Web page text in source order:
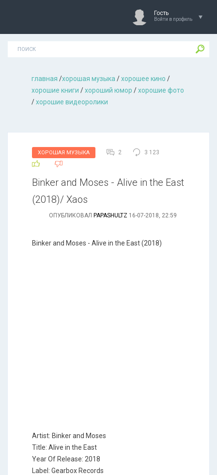
Гость
Войти в профиль
главная /хорошая музыкa /хорошее кино /
хорошие книги /хороший юмор /хорошие фото
/хорошие видеоролики
ХОРОШАЯ МУЗЫКА 2 3 123
Binker and Moses - Alive in the East
(2018)/ Xaos
ОПУБЛИКОВАЛ PAPASHULTZ 16-07-2018, 22:59
Binker and Moses - Alive in the East (2018)
Artist: Binker and Moses
Title: Alive in the East
Year Of Release: 2018
Label: Gearbox Records